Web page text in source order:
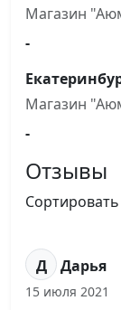
Магазин
-
Магазин
-
Отзывы
Д Дарья
15 июля 2021